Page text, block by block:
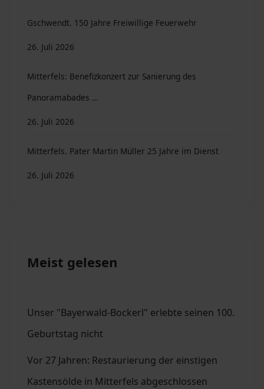
Gschwendt. 150 Jahre Freiwillige Feuerwehr
26. Juli 2026
Mitterfels: Benefizkonzert zur Sanierung des
Panoramabades …
26. Juli 2026
Mitterfels. Pater Martin Müller 25 Jahre im Dienst
26. Juli 2026
Meist gelesen
Unser "Bayerwald-Bockerl" erlebte seinen 100.
Geburtstag nicht
Vor 27 Jahren: Restaurierung der einstigen
Kastensölde in Mitterfels abgeschlossen